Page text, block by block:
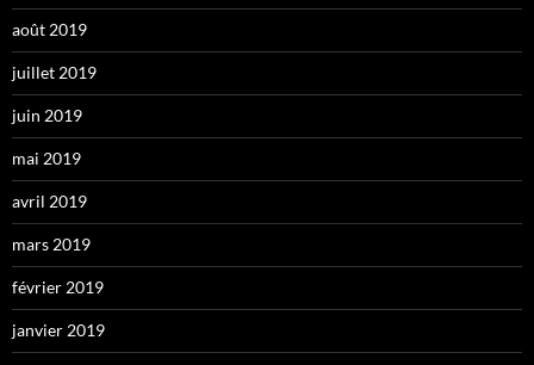
août 2019
juillet 2019
juin 2019
mai 2019
avril 2019
mars 2019
février 2019
janvier 2019